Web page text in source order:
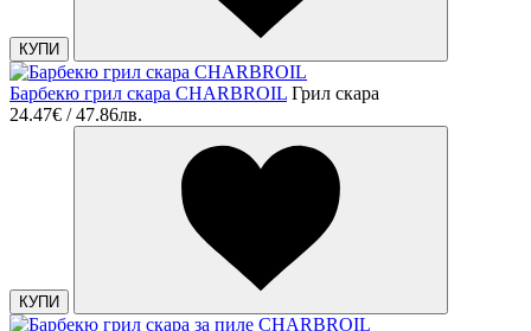
КУПИ
Барбекю грил скара CHARBROIL Грил скара
24.47€ / 47.86лв.
КУПИ